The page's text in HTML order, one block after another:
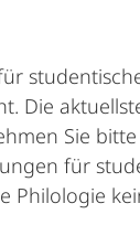
Die
Sie
für
Philologie